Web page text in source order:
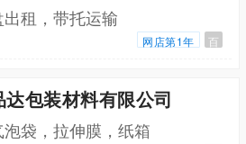
租，带托运输
网店第1年 百
包装材料有限公司
袋，拉伸膜，纸箱